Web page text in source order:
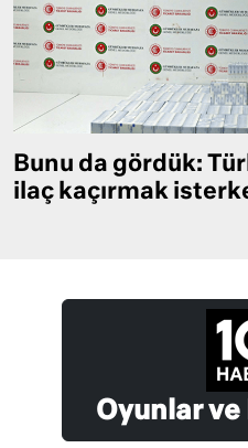
Bunu da gördük:
ilaç kaçırmak
Oyunlar